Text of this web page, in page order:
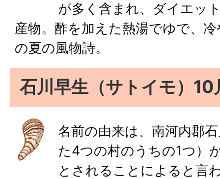
が多く含まれ、ダイエッ
産物。酢を加えた熱湯でゆで、
の夏の風物詩。
石川早生（サトイモ）10
名前の由来は、南河内郡
た4つの村のうちの1つ）
とされることによると言